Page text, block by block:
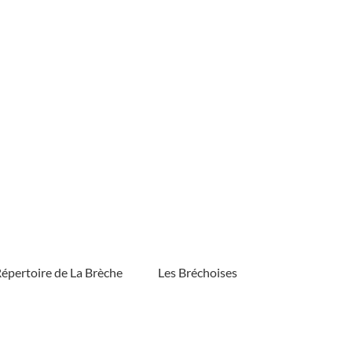
de La Brèche Les Bréchoises